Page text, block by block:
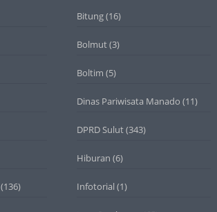
Bitung(16)
Bolmut(3)
Boltim (5)
Dinas Pariwisata Manado (11)
DPRD Sulut(343)
Hiburan (6)
(136) Infotorial (1)